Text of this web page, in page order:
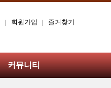
| 회원가입 | 즐겨찾기
커뮤니티